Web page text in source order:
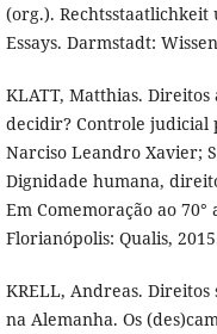
(org.).
Essays. Darmstadt:
KLATT, Matthias. Direitos
decidir? Controle judicial
Narciso Leandro Xavier;
Dignidade humana,
Em Comemoração ao
Florianópolis: Qualis,
KRELL, Andreas.
na Alemanha. Os